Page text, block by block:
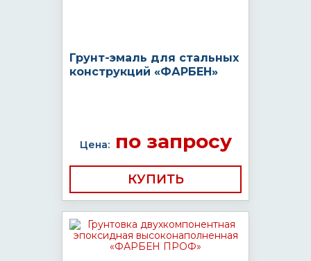
Грунт-эмаль для стальных
конструкций «ФАРБЕН»
Цена:по запросу
КУПИТЬ